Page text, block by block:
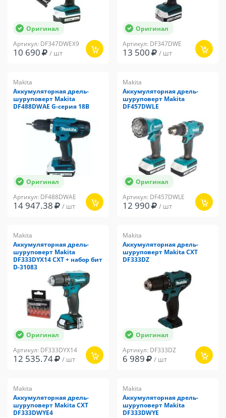
Оригинал
Артикул: DF347DWEX9
10 690 / шт
Оригинал
Артикул: DF347DWE
13 500 / шт
Makita
Аккумуляторная дрель-
шуруповерт Makita
DF488DWAE G-серия 18В
Оригинал
Артикул: DF488DWAE
14 947.38 / шт
Makita
Аккумуляторная дрель-
шуруповерт Makita
DF457DWLE
Оригинал
Артикул: DF457DWLE
12 990 / шт
Makita
Аккумуляторная дрель-
шуруповерт Makita
DF333DYX14 CXT + набор бит
D-31083
Оригинал
Артикул: DF333DYX14
12 535.74 / шт
Makita
Аккумуляторная дрель-
шуруповерт Makita CXT
DF333DZ
Оригинал
Артикул: DF333DZ
6 989 / шт
Makita
Аккумуляторная дрель-
шуруповерт Makita CXT
DF333DWYE4
Makita
Аккумуляторная дрель-
шуруповерт Makita
DF333DWYE